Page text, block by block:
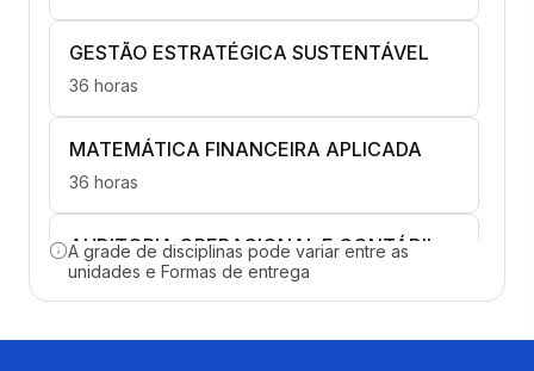
GESTÃO ESTRATÉGICA SUSTENTÁVEL
36 horas
MATEMÁTICA FINANCEIRA APLICADA
36 horas
AUDITORIA OPERACIONAL E CONTÁBIL
36 horas
GESTÃO DE CUSTOS E CAPITAL DE GIRO
A grade de disciplinas pode variar entre as
unidades e Formas de entrega